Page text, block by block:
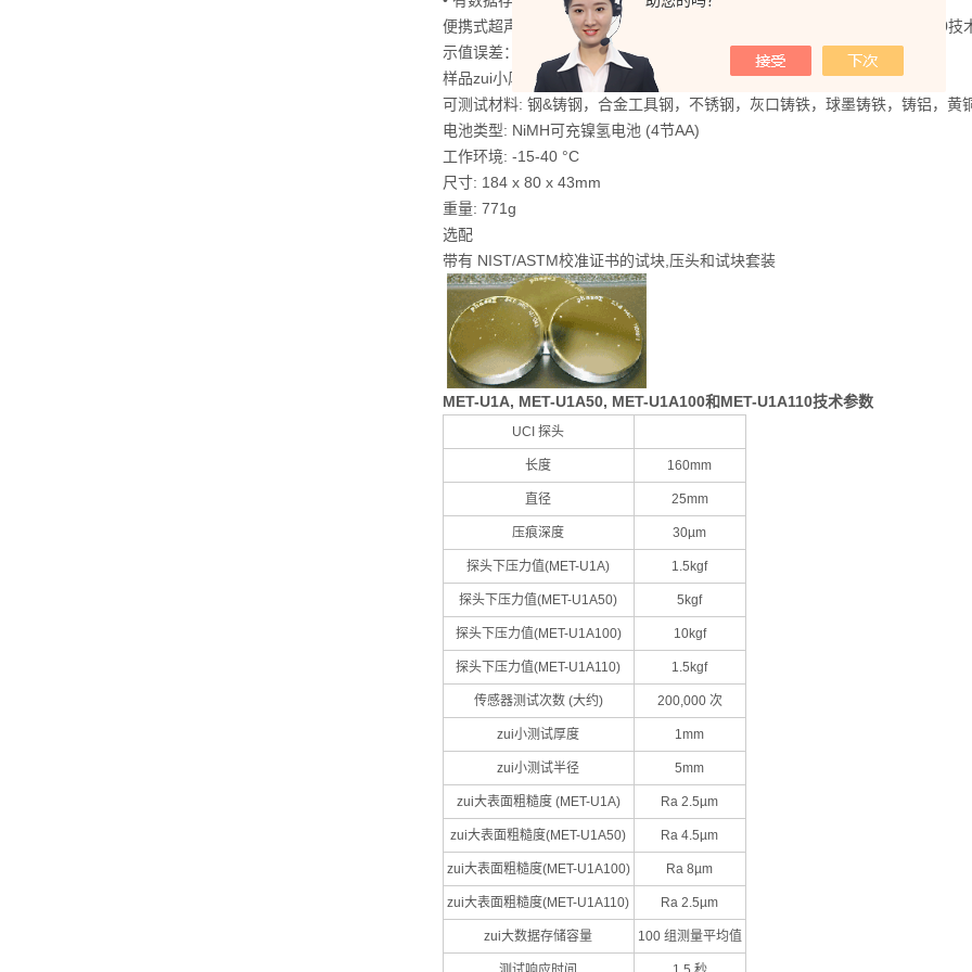
便携式超声波硬度计MET-U1A, MET-U1A50, MET-U1A100 & MET-U1A110技
示值误差：标准试块的zui少5个测试值的平均值的+/- 3.0%
样品zui小厚度: 1mm
可测试材料: 钢&铸钢，合金工具钢，不锈钢，灰口铸铁，球墨铸铁，铸铝，黄
电池类型: NiMH可充镍氢电池 (4节AA)
工作环境: -15-40 °C
尺寸: 184 x 80 x 43mm
重量: 771g
选配
带有 NIST/ASTM校准证书的试块,压头和试块套装
MET-U1A, MET-U1A50, MET-U1A100和MET-U1A110技术参数
UCI 探头
长度 160mm
直径 25mm
压痕深度 30µm
探头下压力值(MET-U1A) 1.5kgf
探头下压力值(MET-U1A50) 5kgf
探头下压力值(MET-U1A100) 10kgf
探头下压力值(MET-U1A110) 1.5kgf
传感器测试次数 (大约) 200,000 次
zui小测试厚度 1mm
zui小测试半径 5mm
zui大表面粗糙度 (MET-U1A) Ra 2.5µm
zui大表面粗糙度(MET-U1A50) Ra 4.5µm
zui大表面粗糙度(MET-U1A100) Ra 8µm
zui大表面粗糙度(MET-U1A110) Ra 2.5µm
zui大数据存储容量 100 组测量平均值